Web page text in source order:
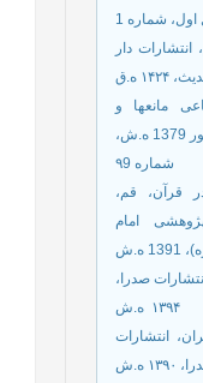
دار
۱۴۲۴ ه.ق
مانعها و
بازدارنده ها، مجله حوزه مرداد و شهریور 1379 ه.ش،
شماره ۹9
قرآن، قم،
امام
ه.ش
صدرا،
۱۳۹۴ ‌ ه.ش
انتشارات
۱۳۹۰ ه.ش